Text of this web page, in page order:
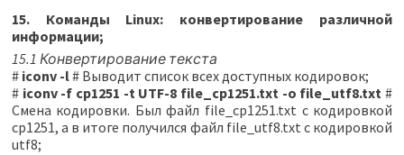
15. Команды Linux: конвертирование различной
информации;
15.1 Конвертирование текста
# iconv -l# Выводит список всех доступных кодировок;
# iconv -f cp1251 -t UTF-8 file_cp1251.txt -o file_utf8.txt #
Смена кодировки. Был файл file_cp1251.txt с кодировкой
cp1251, а в итоге получился файл file_utf8.txt с кодировкой
utf8;